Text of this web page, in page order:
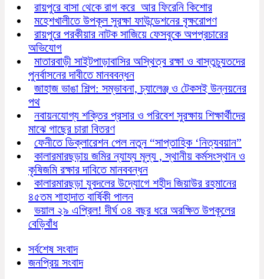
রায়পুরে বাসা থেকে রাগ করে আর ফিরেনি কিশোর
মহেশখালীতে উপকূল সুরক্ষা ফাউন্ডেশনের বৃক্ষরোপণ
রায়পুরে পরকীয়ার নাটক সাজিয়ে ফেসবুকে অপপ্রচারের
অভিযোগ
মাতারবাড়ী সাইটপাড়াবাসির অস্থিত্ব রক্ষা ও বাস্তুচ্যুতদের
পুনর্বাসনের দাবীতে মানববন্ধন
জাহাজ ভাঙা শিল্প: সম্ভাবনা, চ্যালেঞ্জ ও টেকসই উন্নয়নের
পথ
নবায়নযোগ্য শক্তির প্রসার ও পরিবেশ সুরক্ষায় শিক্ষার্থীদের
মাঝে গাছের চারা বিতরণ
ফেনীতে ডিক্লারেশন পেল নতুন “সাপ্তাহিক ‘নিত্যবয়ান”
কালারমারছড়ায় জমির ন্যায্য মূল্য , স্থানীয় কর্মসংস্থান ও
কৃষিজমি রক্ষার দাবিতে মানববন্ধন
কালারমারছড়া যুবদলের উদ্যোগে শহীদ জিয়াউর রহমানের
৪৫তম শাহাদাত বার্ষিকী পালন
ভয়াল ২৯ এপ্রিল! দীর্ঘ ৩৪ বছর ধরে অরক্ষিত উপকূলের
বেড়িবাঁধ
সর্বশেষ সংবাদ
জনপ্রিয় সংবাদ